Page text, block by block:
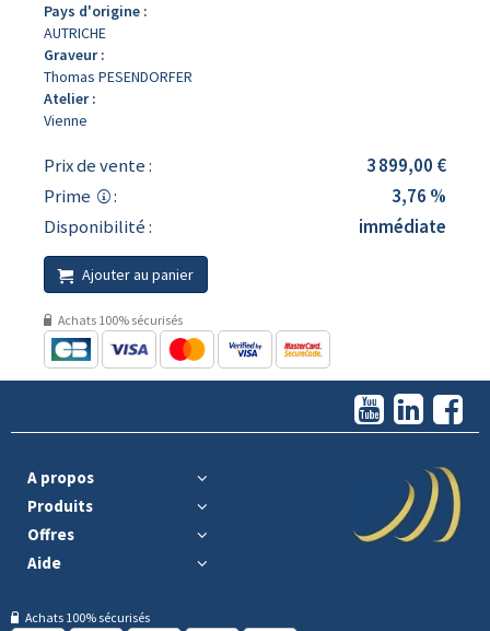
Pays d'origine :
AUTRICHE
Graveur :
Thomas PESENDORFER
Atelier :
Vienne
Prix de vente :
3 899,00 €
Prime
:
3,76 %
Disponibilité :
immédiate
Ajouter au panier
Achats 100% sécurisés
A propos
Produits
Offres
Aide
Achats 100% sécurisés